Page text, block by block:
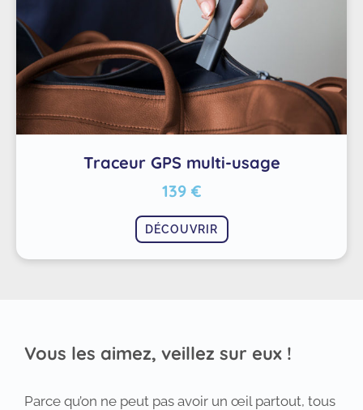
Traceur GPS multi-usage
139 €
DÉCOUVRIR
Vous les aimez, veillez sur eux !
Parce qu’on ne peut pas avoir un œil partout, tous